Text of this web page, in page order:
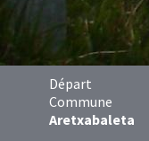
Départ
Commune
Aretxabaleta